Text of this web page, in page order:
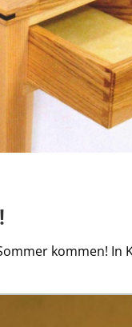
kommen! In